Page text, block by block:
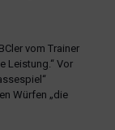
vom Trainer
Leistung.“ Vor
Würfen „die